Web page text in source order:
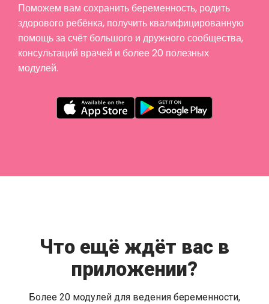
Поможем вам сохранить беременность, родить
здорового ребёнка, получить квалифицированную
помощь за счёт большого и дружного сообщества,
консультаций врачей и более 20 полезных
модулей.
Что ещё ждёт вас в
приложении?
Более 20 модулей для ведения беременности,